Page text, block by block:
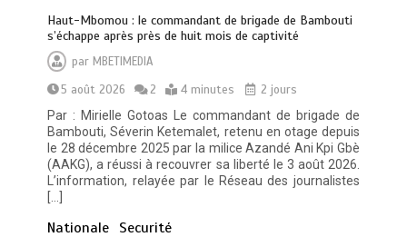
Haut-Mbomou : le commandant de brigade de Bambouti
s’échappe après près de huit mois de captivité
parMBETIMEDIA
5 août 2026
2 4 minutes
2 jours
Par : Mirielle Gotoas Le commandant de brigade de
Bambouti, Séverin Ketemalet, retenu en otage depuis
le 28 décembre 2025 par la milice Azandé Ani Kpi Gbè
(AAKG), a réussi à recouvrer sa liberté le 3 août 2026.
L’information, relayée par le Réseau des journalistes
[…]
Nationale Securité